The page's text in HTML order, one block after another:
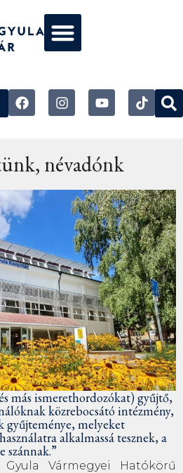
névadónk
más ismerethordozókat) gyűjtő,
közrebocsátó intézmény,
melyeket
alkalmassá tesznek, a
szánnak.”
Vármegyei Hatókörű